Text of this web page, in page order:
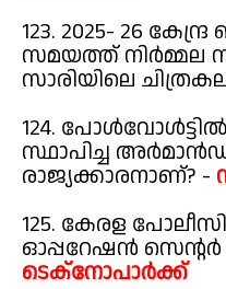
123. 2025- 26
സമയത്ത് നിർമ്മല
സാരിയിലെ
124.
സ്ഥാപിച്ച
രാജ്യക്കാരനാണ്? -
125. കേരള
ഓപ്പറേഷൻ
ടെക്നോപാർക്ക്